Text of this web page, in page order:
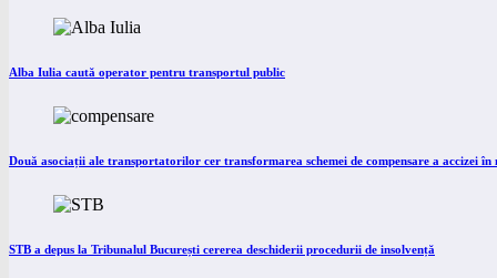
Alba Iulia caută operator pentru transportul public
Două asociații ale transportatorilor cer transformarea schemei de compensare a accizei în
STB a depus la Tribunalul București cererea deschiderii procedurii de insolvență